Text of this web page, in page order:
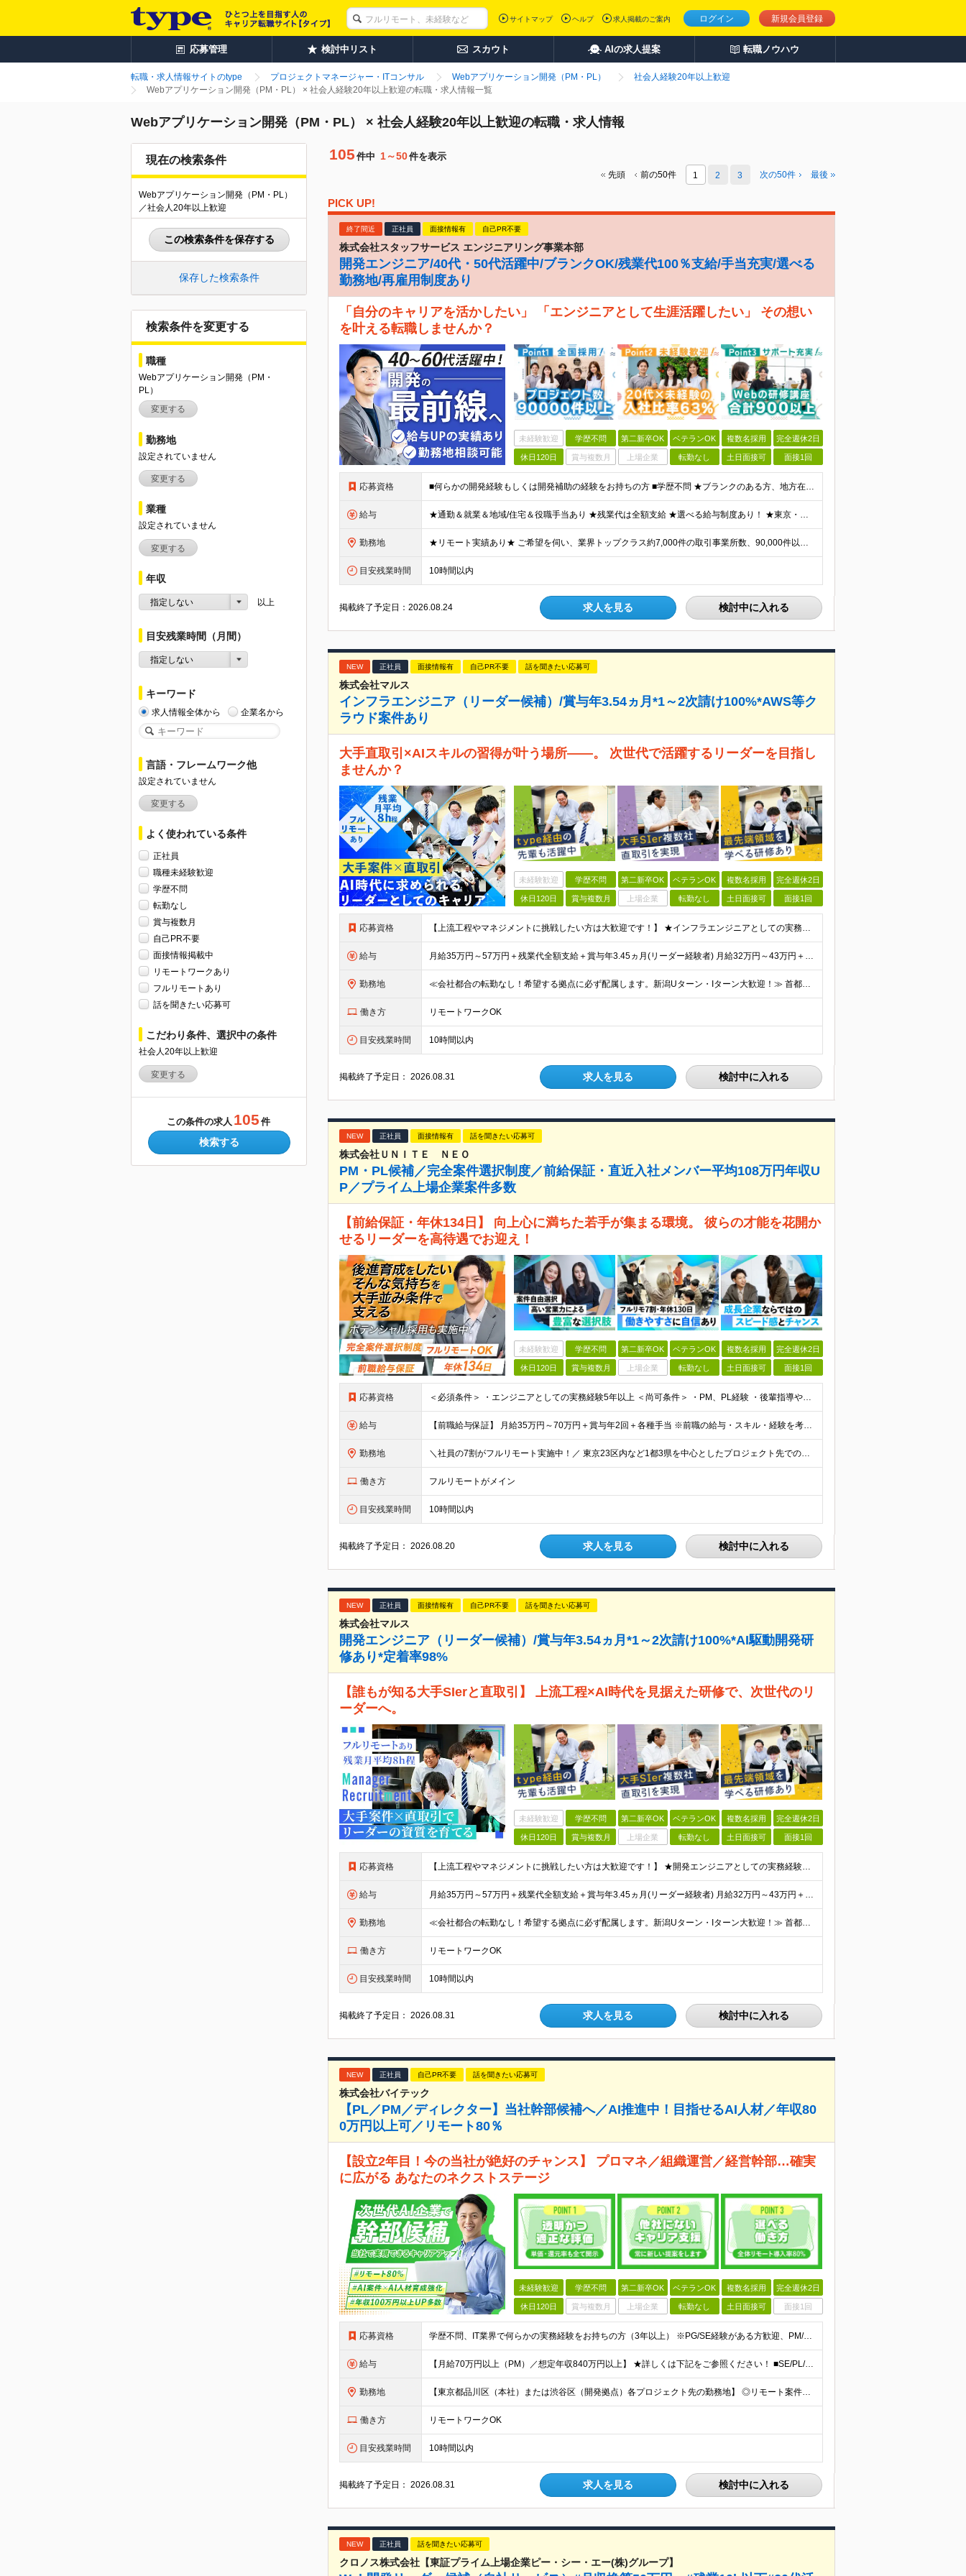
ログイン 新規会員登録
サイトマップ ヘルプ 求人掲載のご案内
応募管理 検討中リスト スカウト AIの求人提案 転職ノウハウ
転職・求人情報サイトのtype プロジェクトマネージャー・ITコンサル Webアプリケーション開発（PM・PL）
社会人経験20年以上歓迎
Webアプリケーション開発（PM・PL） × 社会人経験20年以上歓迎の転職・求人情報一覧
Webアプリケーション開発（PM・PL） × 社会人経験20年以上歓迎の転職・求人情報
現在の検索条件
Webアプリケーション開発（PM・PL）
／社会人20年以上歓迎
この検索条件を保存する
保存した検索条件
検索条件を変更する
職種
Webアプリケーション開発（PM・
PL）
変更する
勤務地
設定されていません
変更する
業種
設定されていません
変更する
年収
指定しない 以上
目安残業時間（月間）
指定しない
キーワード
求人情報全体から 企業名から
言語・フレームワーク他
設定されていません
変更する
よく使われている条件
正社員
職種未経験歓迎
学歴不問
転勤なし
賞与複数月
自己PR不要
面接情報掲載中
リモートワークあり
フルリモートあり
話を聞きたい応募可
こだわり条件、選択中の条件
社会人20年以上歓迎
変更する
この条件の求人 105 件
検索する
105 件中 1～50件を表示
先頭 前の50件 1 2 3 次の50件 最後
PICK UP!
終了間近 正社員 面接情報有 自己PR不要
株式会社スタッフサービス エンジニアリング事業本部
開発エンジニア/40代・50代活躍中/ブランクOK/残業代100％支給/手当充実/選べる
勤務地/再雇用制度あり
「自分のキャリアを活かしたい」 「エンジニアとして生涯活躍したい」 その想い
を叶える転職しませんか？
未経験歓迎 学歴不問 第二新卒OK ベテランOK 複数名採用 完全週休2日
休日120日 賞与複数月 上場企業 転勤なし 土日面接可 面接1回
応募資格 ■何らかの開発経験もしくは開発補助の経験をお持ちの方 ■学歴不問 ★ブランクのある方、地方在住の方も大歓迎です！
給与 ★通勤＆就業＆地域/住宅＆役職手当あり ★残業代は全額支給 ★選べる給与制度あり！ ★東京・神奈川・千葉・埼玉勤務の場合 月給23.5万円～55万円＋諸手当 （残業代は全額支給） (20,000円の
勤務地 ★リモート実績あり★ ご希望を伺い、業界トップクラス約7,000件の取引事業所数、90,000件以上のプロジェクトから検討をいたします。 全国の取引先での就業となります（沖縄を除く） ※勤務地
目安残業時間 10時間以内
掲載終了予定日：2026.08.24 求人を見る 検討中に入れる
NEW 正社員 面接情報有 自己PR不要 話を聞きたい応募可
株式会社マルス
インフラエンジニア（リーダー候補）/賞与年3.54ヵ月*1～2次請け100%*AWS等ク
ラウド案件あり
大手直取引×AIスキルの習得が叶う場所――。 次世代で活躍するリーダーを目指し
ませんか？
未経験歓迎 学歴不問 第二新卒OK ベテランOK 複数名採用 完全週休2日
休日120日 賞与複数月 上場企業 転勤なし 土日面接可 面接1回
応募資格 【上流工程やマネジメントに挑戦したい方は大歓迎です！】 ★インフラエンジニアとしての実務経験をお持ちの方 ★上記に加え、下記いずれかに該当する方 ・チームのリーダー／サブリーダーの経験をお持ちの方 ・
給与 月給35万円～57万円＋残業代全額支給＋賞与年3.45ヵ月(リーダー経験者) 月給32万円～43万円＋残業代全額支給＋賞与年3.45ヵ月(実務経験者) 入社時想定年収： 490万円～798万円(リー
勤務地 ≪会社都合の転勤なし！希望する拠点に必ず配属します。新潟Uターン・Iターン大歓迎！≫ 首都圏(東京、神奈川、千葉、埼玉)または新潟市、長岡市周辺のお客様先または各拠点での勤務となります。 ■東京支社
働き方 リモートワークOK
目安残業時間 10時間以内
掲載終了予定日：2026.08.31 求人を見る 検討中に入れる
NEW 正社員 面接情報有 話を聞きたい応募可
株式会社ＵＮＩＴＥ ＮＥＯ
PM・PL候補／完全案件選択制度／前給保証・直近入社メンバー平均108万円年収U
P／プライム上場企業案件多数
【前給保証・年休134日】 向上心に満ちた若手が集まる環境。 彼らの才能を花開か
せるリーダーを高待遇でお迎え！
未経験歓迎 学歴不問 第二新卒OK ベテランOK 複数名採用 完全週休2日
休日120日 賞与複数月 上場企業 転勤なし 土日面接可 面接1回
応募資格 ＜必須条件＞ ・エンジニアとしての実務経験5年以上 ＜尚可条件＞ ・PM、PL経験 ・後輩指導やチームリーダーなど、何らかのリード経験 ※リーダー未経験の方のご応募も大歓迎です！ポテンシャル採用を
給与 【前職給与保証】 月給35万円～70万円＋賞与年2回＋各種手当 ※前職の給与・スキル・経験を考慮の上、決定いたします。 ※月給には固定残業代（月30時間分／5万円～10万円）を含みます。超過分は別途
勤務地 ＼社員の7割がフルリモート実施中！／ 東京23区内など1都3県を中心としたプロジェクト先での勤務となります。 ※勤務地は希望を考慮します ≪本社≫ 東京都渋谷区恵比寿南1丁目3番7号 隅越ビル5階
働き方 フルリモートがメイン
目安残業時間 10時間以内
掲載終了予定日：2026.08.20 求人を見る 検討中に入れる
NEW 正社員 面接情報有 自己PR不要 話を聞きたい応募可
株式会社マルス
開発エンジニア（リーダー候補）/賞与年3.54ヵ月*1～2次請け100%*AI駆動開発研
修あり*定着率98%
【誰もが知る大手SIerと直取引】 上流工程×AI時代を見据えた研修で、次世代のリ
ーダーへ。
未経験歓迎 学歴不問 第二新卒OK ベテランOK 複数名採用 完全週休2日
休日120日 賞与複数月 上場企業 転勤なし 土日面接可 面接1回
応募資格 【上流工程やマネジメントに挑戦したい方は大歓迎です！】 ★開発エンジニアとしての実務経験をお持ちの方 ★上記に加え、下記いずれかに該当する方 ・チームのリーダー／サブリーダーの経験をお持ちの方 ・教育
給与 月給35万円～57万円＋残業代全額支給＋賞与年3.45ヵ月(リーダー経験者) 月給32万円～43万円＋残業代全額支給＋賞与年3.45ヵ月(実務経験者) 入社時想定年収： 490万円～798万円(リー
勤務地 ≪会社都合の転勤なし！希望する拠点に必ず配属します。新潟Uターン・Iターン大歓迎！≫ 首都圏(東京、神奈川、千葉、埼玉)または新潟市、長岡市周辺のお客様先または各拠点での勤務となります。 ■東京支社
働き方 リモートワークOK
目安残業時間 10時間以内
掲載終了予定日：2026.08.31 求人を見る 検討中に入れる
NEW 正社員 自己PR不要 話を聞きたい応募可
株式会社バイテック
【PL／PM／ディレクター】当社幹部候補へ／AI推進中！目指せるAI人材／年収80
0万円以上可／リモート80％
【設立2年目！今の当社が絶好のチャンス】 プロマネ／組織運営／経営幹部…確実
に広がる あなたのネクストステージ
未経験歓迎 学歴不問 第二新卒OK ベテランOK 複数名採用 完全週休2日
休日120日 賞与複数月 上場企業 転勤なし 土日面接可 面接1回
応募資格 学歴不問、IT業界で何らかの実務経験をお持ちの方（3年以上） ※PG/SE経験がある方歓迎、PM/PL経験があれば即戦力として優遇 ※ブランクのある方歓迎 ※担当業務/フェーズ/使用言語などは限定せず
給与 【月給70万円以上（PM）／想定年収840万円以上】 ★詳しくは下記をご参照ください！ ■SE/PL/テスト計画以降などの上流フェーズ 月給53万円以上 ※想定年収636万円以上 ■PM/ディレク
勤務地 【東京都品川区（本社）または渋谷区（開発拠点）各プロジェクト先の勤務地】 ◎リモート案件も多数のため在宅勤務も可能です！ 常駐・ハイブリッド型・フルリモートなど柔軟に対応しています。 ※転勤はございま
働き方 リモートワークOK
目安残業時間 10時間以内
掲載終了予定日：2026.08.31 求人を見る 検討中に入れる
NEW 正社員 話を聞きたい応募可
クロノス株式会社【東証プライム上場企業ピー・シー・エー(株)グループ】